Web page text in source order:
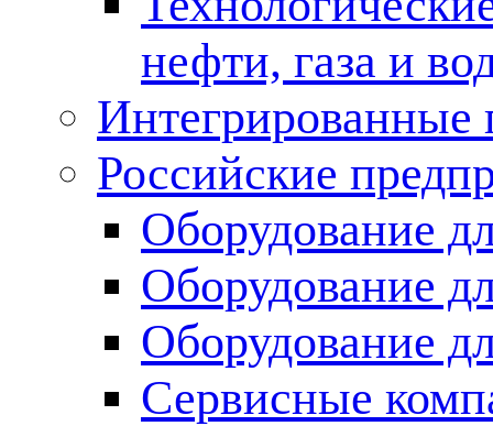
нефти, газа и
Российские
Оборудование
Оборудование
Оборудование
Сервисные